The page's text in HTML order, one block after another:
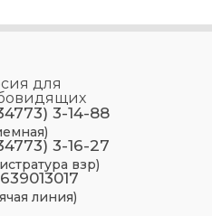
для
3-14-88
3-16-27
взр)
линия)